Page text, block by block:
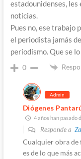
estadounidenses,
noticias.
Pues no, ese trabajo
el periodista jamás
periodismo. Que se
0
Admin
Diógenes
4 años han pasado
Responde a
Cualquier obra de
es de lo que más